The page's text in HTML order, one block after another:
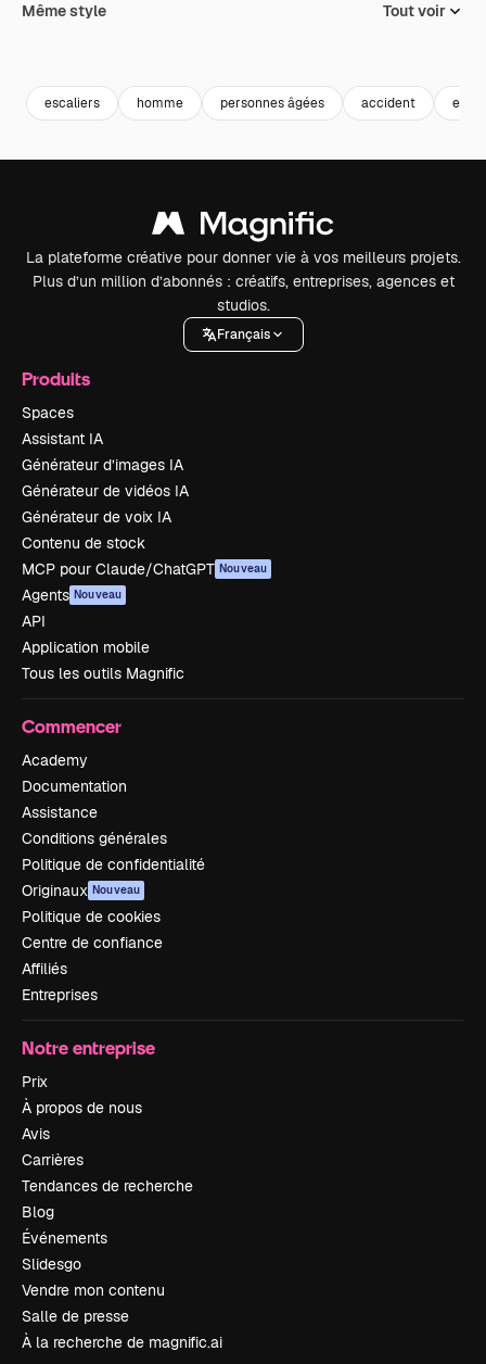
Même style Tout voir
escaliers homme personnes âgées accident
La plateforme créative pour donner vie à vos meilleurs projets.
Plus d’un million d’abonnés : créatifs, entreprises, agences et
studios.
Français
Produits
Spaces
Assistant IA
Générateur d’images IA
Générateur de vidéos IA
Générateur de voix IA
Contenu de stock
MCP pour Claude/ChatGPT Nouveau
Agents Nouveau
API
Application mobile
Tous les outils Magnific
Commencer
Academy
Documentation
Assistance
Conditions générales
Politique de confidentialité
Originaux Nouveau
Politique de cookies
Centre de confiance
Affiliés
Entreprises
Notre entreprise
Prix
À propos de nous
Avis
Carrières
Tendances de recherche
Blog
Événements
Slidesgo
Vendre mon contenu
Salle de presse
À la recherche de magnific.ai